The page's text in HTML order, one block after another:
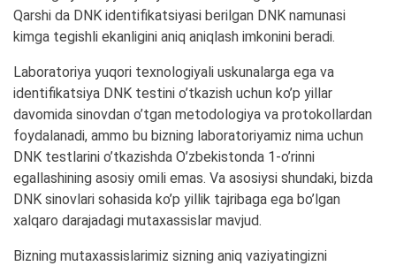
Qarshi da DNK identifikatsiyasi berilgan DNK namunasi
kimga tegishli ekanligini aniq aniqlash imkonini beradi.
Laboratoriya yuqori texnologiyali uskunalarga ega va
identifikatsiya DNK testini o’tkazish uchun ko’p yillar
davomida sinovdan o’tgan metodologiya va protokollardan
foydalanadi, ammo bu bizning laboratoriyamiz nima uchun
DNK testlarini o’tkazishda O’zbekistonda 1-o’rinni
egallashining asosiy omili emas. Va asosiysi shundaki, bizda
DNK sinovlari sohasida ko’p yillik tajribaga ega bo’lgan
xalqaro darajadagi mutaxassislar mavjud.
Bizning mutaxassislarimiz sizning aniq vaziyatingizni